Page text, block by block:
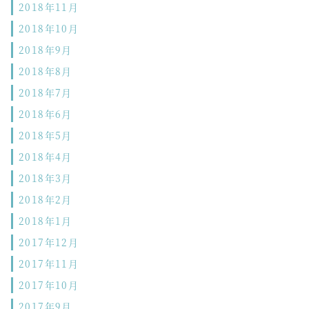
2018年11月
2018年10月
2018年9月
2018年8月
2018年7月
2018年6月
2018年5月
2018年4月
2018年3月
2018年2月
2018年1月
2017年12月
2017年11月
2017年10月
2017年9月